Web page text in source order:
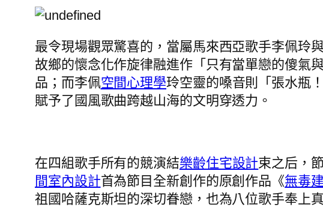
最令現場觀眾驚喜的，當屬馬來西亞歌手李佩玲
故鄉的懷念化作旋律融進作「只有當單戀的傻氣
品；而李佩空間心理學玲空靈的嗓音則「張水瓶
賦予了國風歌曲跨越山海的文明穿透力。
在四組歌手所有的競演結樂齡住宅設計束之后，
間室內設計首為節目全新創作的原創作品《無毒
祖國哈薩克斯坦的深切眷戀，也為八位歌手奉上